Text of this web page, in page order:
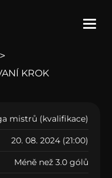
>
KROK
mistrů (kvalifikace)
20. 08. 2024 (21:00)
Méně než 3.0 gólů